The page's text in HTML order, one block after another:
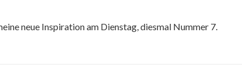
neue Inspiration am Dienstag, diesmal Nummer 7.